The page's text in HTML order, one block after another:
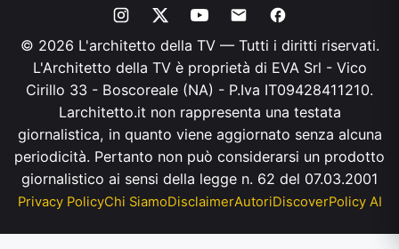
© 2026 L'architetto della TV — Tutti i diritti riservati.
L'Architetto della TV è proprietà di EVA Srl - Vico
Cirillo 33 - Boscoreale (NA) - P.Iva IT09428411210.
Larchitetto.it non rappresenta una testata
giornalistica, in quanto viene aggiornato senza alcuna
periodicità. Pertanto non può considerarsi un prodotto
giornalistico ai sensi della legge n. 62 del 07.03.2001
Privacy PolicyChi SiamoDisclaimerAutoriDiscoverPolicy AI